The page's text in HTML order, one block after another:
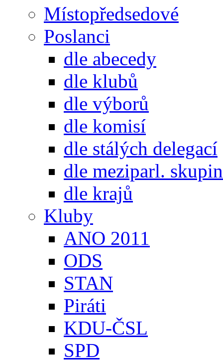
Místopředsedové
Poslanci
dle abecedy
dle klubů
dle výborů
dle komisí
dle stálých delegací
dle meziparl. skupin
dle krajů
Kluby
ANO 2011
ODS
STAN
Piráti
KDU-ČSL
SPD